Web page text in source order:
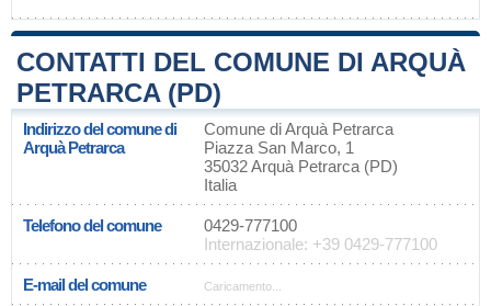
CONTATTI DEL COMUNE DI ARQUÀ
PETRARCA (PD)
Indirizzo del comune di
Arquà Petrarca
Comune di Arquà Petrarca
Piazza San Marco, 1
35032 Arquà Petrarca (PD)
Italia
Telefono del comune
0429-777100
Internazionale: +39 0429-777100
E-mail del comune Caricamento...